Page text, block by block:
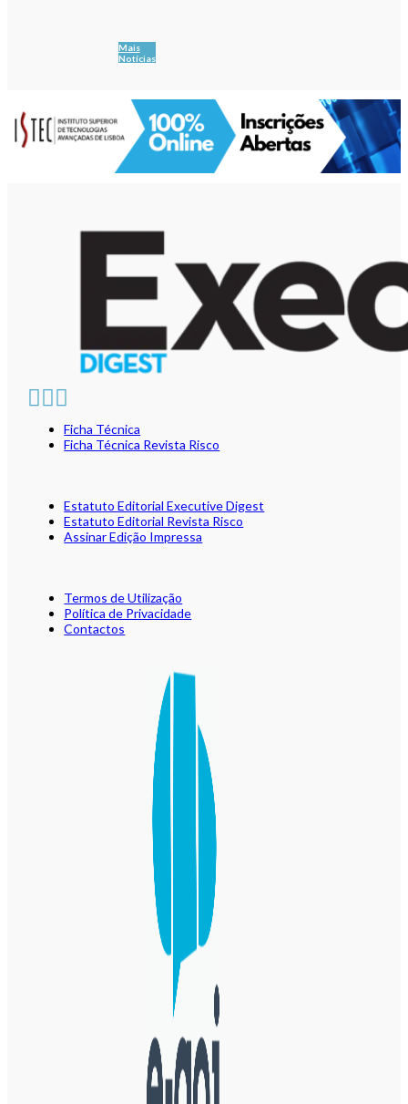
Mais
Notícias
Ficha Técnica
Ficha Técnica Revista Risco
Estatuto Editorial Executive Digest
Estatuto Editorial Revista Risco
Assinar Edição Impressa
Termos de Utilização
Política de Privacidade
Contactos